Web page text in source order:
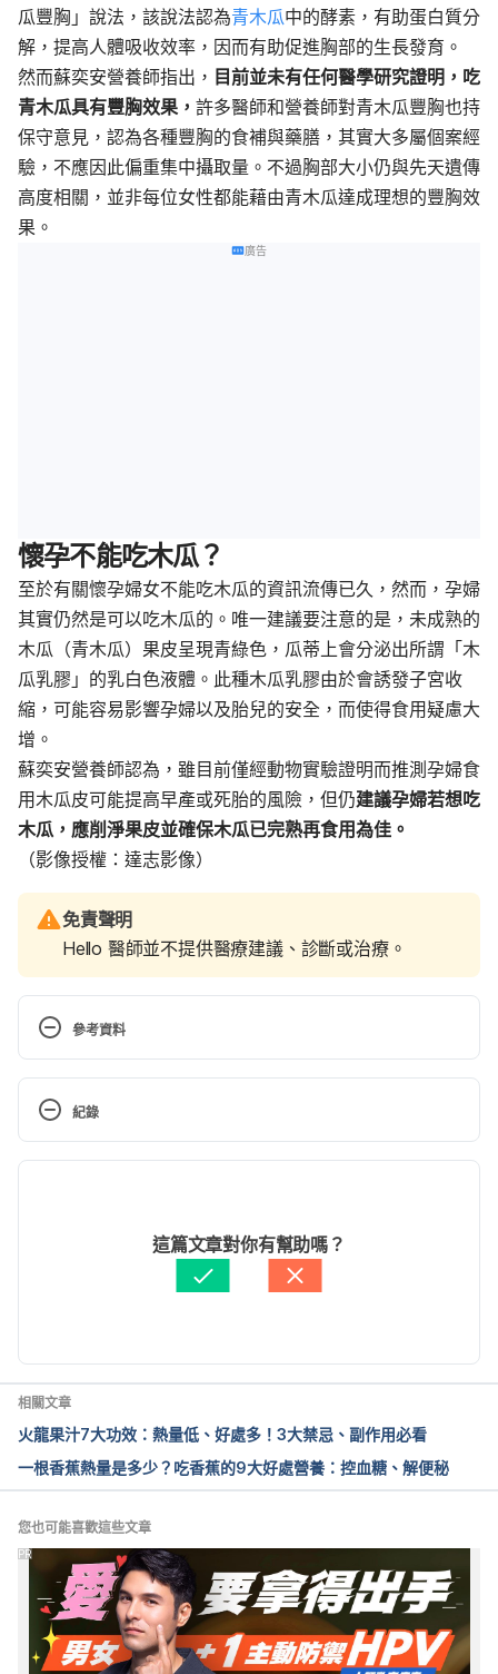
瓜豐胸」說法，該說法認為青木瓜中的酵素，有助蛋白質分
解，提高人體吸收效率，因而有助促進胸部的生長發育。
然而蘇奕安營養師指出， 目前並未有任何醫學研究證明，吃
青木瓜具有豐胸效果， 許多醫師和營養師對青木瓜豐胸也持
保守意見，認為各種豐胸的食補與藥膳，其實大多屬個案經
驗，不應因此偏重集中攝取量。不過胸部大小仍與先天遺傳
高度相關，並非每位女性都能藉由青木瓜達成理想的豐胸效
果。
廣告
懷孕不能吃木瓜？
至於有關懷孕婦女不能吃木瓜的資訊流傳已久，然而，孕婦
其實仍然是可以吃木瓜的。唯一建議要注意的是，未成熟的
木瓜（青木瓜）果皮呈現青綠色，瓜蒂上會分泌出所謂「木
瓜乳膠」的乳白色液體。此種木瓜乳膠由於會誘發子宮收
縮，可能容易影響孕婦以及胎兒的安全，而使得食用疑慮大
增。
蘇奕安營養師認為，雖目前僅經動物實驗證明而推測孕婦食
用木瓜皮可能提高早產或死胎的風險，但仍建議孕婦若想吃
木瓜，應削淨果皮並確保木瓜已完熟再食用為佳。
（影像授權：達志影像）
免責聲明
Hello 醫師並不提供醫療建議、診斷或治療。
參考資料
A case report（RMJ）
http://www.bioline.org.br/pdf?rw20002 Accessed
prevention of cardiovascular disease and
cance（Pubmed）
https://pubmed.ncbi.nlm.nih.gov/12566142/
木瓜食品營養成分資料庫（衛生福利部食品藥物管理
署）
nodeID=178&f=1&id=13 Accessed September 28,
2021
來自木瓜的困惑 懷孕可以吃木瓜嗎？ 吃青木瓜會流產
嗎？（中國醫藥大學附設醫院）
https://cmuh.org.tw/NewsInfo/NewsArticle?
no=5658 Accessed September 28, 2021
木瓜的營養成分（台灣癌症基金會）
紀錄
文子齊
蘇奕安營養師
張凱安 Kyle Chang
這篇文章對你有幫助嗎？
相關文章
火龍果汁7大功效：熱量低、好處多！3大禁忌、副作用必看
一根香蕉熱量是多少？吃香蕉的9大好處營養：控血糖、解便秘
您也可能喜歡這些文章
PR